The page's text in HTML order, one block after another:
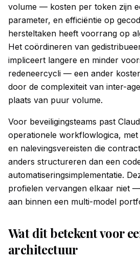
volume — kosten per token zijn
parameter, en efficiëntie op
hersteltaken heeft voorrang op
Het coördineren van
impliceert langere en minder
redeneercycli — een ander
door de complexiteit van inter-
plaats van puur volume.
Voor beveiligingsteams past
operationele workflowlogica,
en nalevingsvereisten die
anders structureren dan een
automatiseringsimplementatie.
profielen vervangen elkaar niet
aan binnen een multi-model
Wat dit betekent voor
architectuur